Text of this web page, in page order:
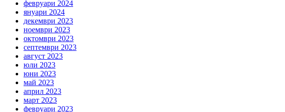
февруари 2024
януари 2024
декември 2023
ноември 2023
октомври 2023
септември 2023
август 2023
юли 2023
юни 2023
май 2023
април 2023
март 2023
февруари 2023